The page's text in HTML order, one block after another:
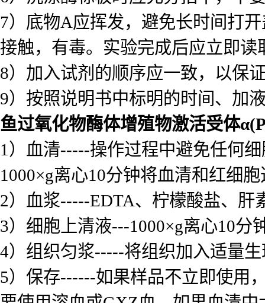
7）底物A应挥发，避免长时间打
接触，有毒。实验完成后应立即读
8）加入试剂的顺序应一致，以保
9）按照说明书中标明的时间、加
鱼过氧化物酶体增殖物激活受体
1）血清-----操作过程中避免任何
1000×g离心10分钟将血清和红细
2）血浆-----EDTA、柠檬酸盐、肝
3）细胞上清液---1000×g离心10分
4）组织匀浆-----将组织加入适量
5）保存------如果样品不立即使用